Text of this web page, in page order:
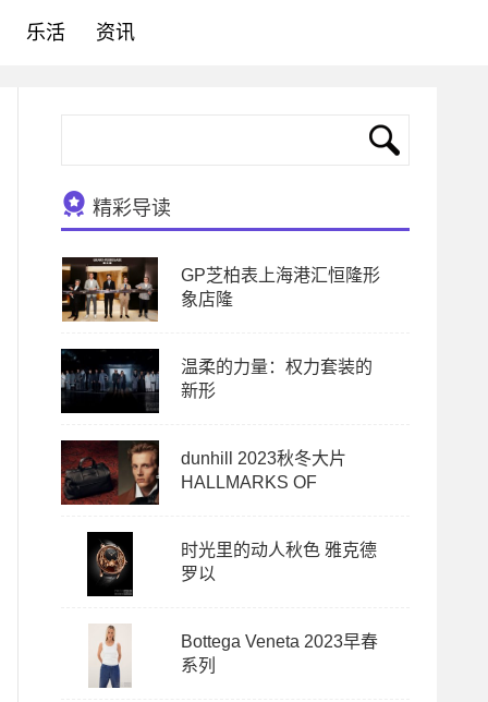
乐活 资讯
精彩导读
GP芝柏表上海港汇恒隆形
象店隆
温柔的力量：权力套装的
新形
dunhill 2023秋冬大片
HALLMARKS OF
时光里的动人秋色 雅克德
罗以
Bottega Veneta 2023早春
系列